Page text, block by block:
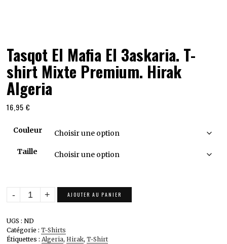
Tasqot El Mafia El 3askaria. T-
shirt Mixte Premium. Hirak
Algeria
16,95€
Couleur
Taille
quantité
de
El
Mafia
AJOUTER AU PANIER
UGS :ND
Catégorie :T-Shirts
Étiquettes :Algeria,Hirak,T-Shirt